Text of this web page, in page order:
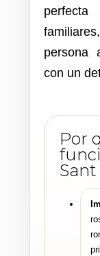
persona
con un
Por